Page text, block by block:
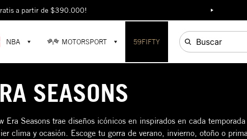
a partir de $390.000!
NBA MOTORSPORT 59FIFTY Buscar
SEASONS
Seasons trae diseños icónicos en inspirados en cada temporada
clima y ocasión. Escoge tu gorra de verano, invierno, otoño o